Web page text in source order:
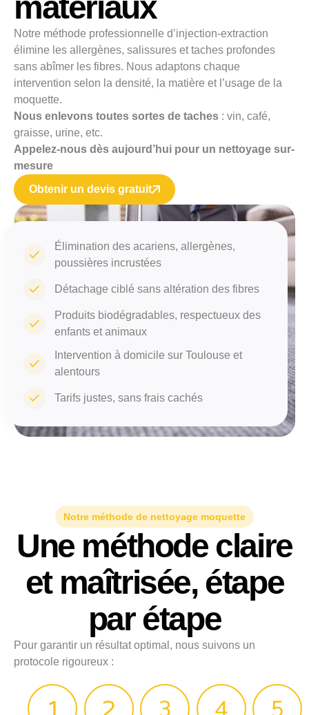
Élimination des acariens, allergènes,
poussières incrustées
Détachage ciblé sans altération des fibres
Produits biodégradables, respectueux des
enfants et animaux
Intervention à domicile sur Toulouse et
alentours
Tarifs justes, sans frais cachés
matériaux
Notre méthode professionnelle d’injection-extraction
élimine les allergènes, salissures et taches profondes
sans abîmer les fibres. Nous adaptons chaque
intervention selon la densité, la matière et l’usage de la
moquette.
Nous enlevons toutes sortes de taches : vin, café,
graisse, urine, etc.
Appelez-nous dès aujourd’hui pour un nettoyage sur-
mesure
Obtenir un devis gratuit
Notre méthode de nettoyage moquette
Une méthode claire
et maîtrisée, étape
par étape
Pour garantir un résultat optimal, nous suivons un
protocole rigoureux :